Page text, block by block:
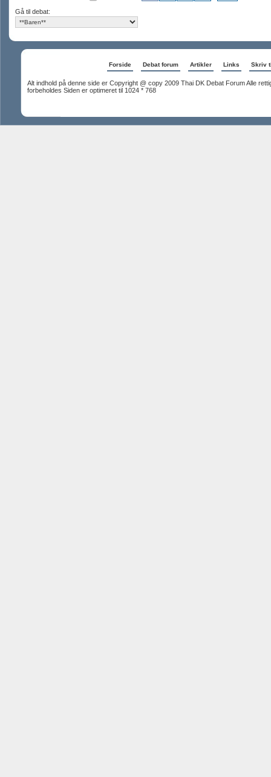
Gå til debat:
Forside Debat forum Artikler Links Skriv
Alt indhold på denne side er Copyright @ copy 2009 Thai DK Debat Forum Alle
forbeholdes Siden er optimeret til 1024 * 768